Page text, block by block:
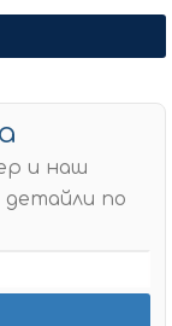
и наш
детайли по